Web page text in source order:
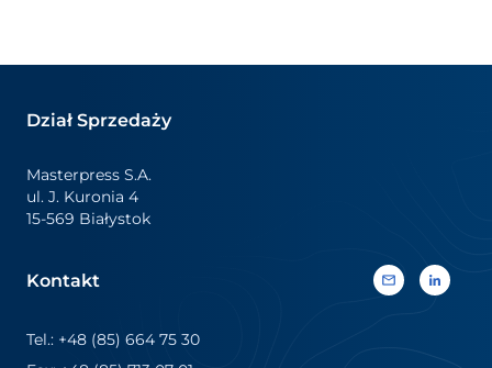
treściami promocyjnymi. Dzięki
wykończeniom zapewniają silną
odpowiadając jednocześnie na
różnorodne potrzeby
komunikacyjne. Etykiety
termokurczliwe są […]
wysoce
Dział Sprzedaży
Masterpress S.A.
ul. J. Kuronia 4
15-569 Białystok
Kontakt
Tel.: +48 (85) 664 75 30